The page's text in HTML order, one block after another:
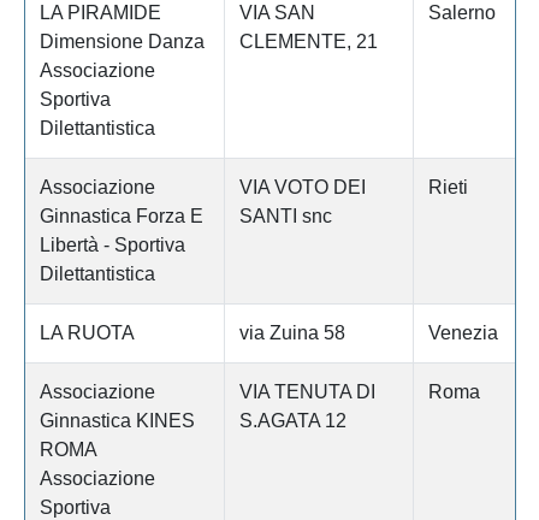
LA PIRAMIDE
Dimensione Danza
Associazione
Sportiva
Dilettantistica
VIA SAN
CLEMENTE, 21
Salerno
Associazione
Ginnastica Forza E
Libertà - Sportiva
Dilettantistica
VIA VOTO DEI
SANTI snc
Rieti
LA RUOTA via Zuina 58 Venezia
Associazione
Ginnastica KINES
ROMA
Associazione
Sportiva
VIA TENUTA DI
S.AGATA 12
Roma